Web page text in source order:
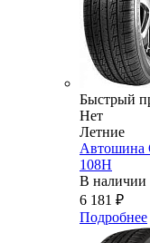
Быстрый
Нет
Летние
Автошина
108H
В наличии
6 181 ₽
Подробнее